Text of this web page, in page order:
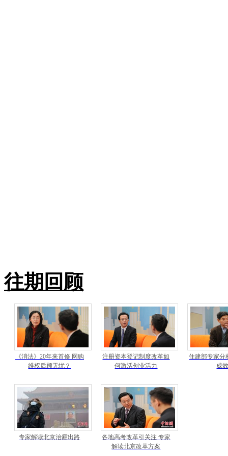
往期回顾
《消法》20年来首修 网购
维权后顾无忧？
注册资本登记制度改革如
何激活创业活力
住建部专家分
成
专家解读北京治霾出路
各地高考改革引关注 专家
解读北京改革方案